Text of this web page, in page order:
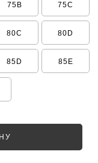
75B 75C
80C 80D
85D 85E